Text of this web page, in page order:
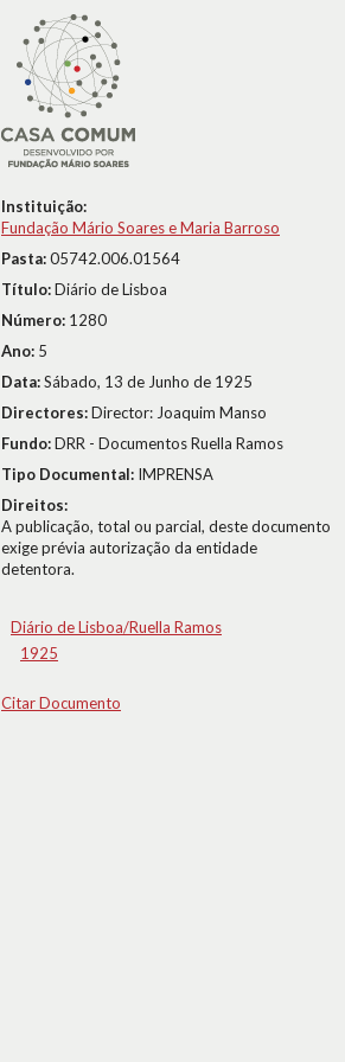
Instituição:
Fundação Mário Soares e Maria Barroso
Pasta:05742.006.01564
Título:Diário de Lisboa
Número: 1280
Ano: 5
Data:Sábado, 13 de Junho de 1925
Directores:Director: Joaquim Manso
Fundo:DRR - Documentos Ruella Ramos
Tipo Documental: IMPRENSA
Direitos:
A publicação, total ou parcial, deste documento
exige prévia autorização da entidade
detentora.
Diário de Lisboa/Ruella Ramos
1925
Citar Documento